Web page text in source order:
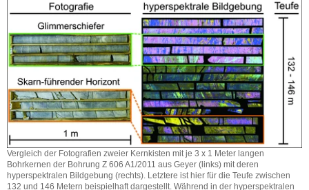
Vergleich der Fotografien zweier Kernkisten mit je 3 x 1 Meter langen
Bohrkernen der Bohrung Z 606 A1/2011 aus Geyer (links) mit deren
hyperspektralen Bildgebung (rechts). Letztere ist hier für die Teufe zwischen
132 und 146 Metern beispielhaft dargestellt. Während in der hyperspektralen